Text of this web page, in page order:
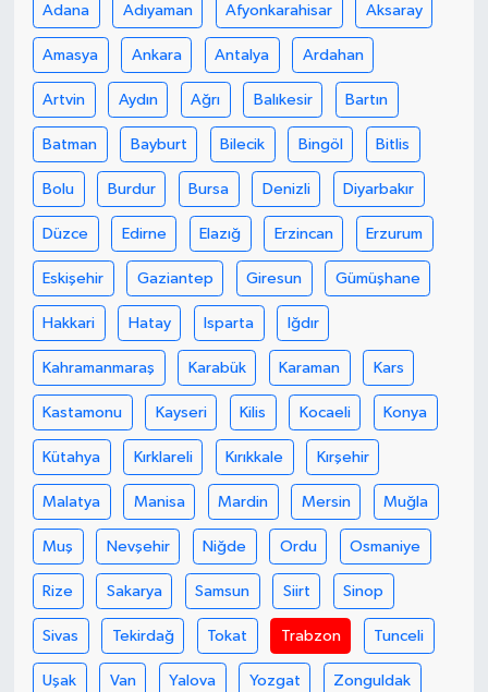
Adana Adıyaman Afyonkarahisar Aksaray
Amasya Ankara Antalya Ardahan
Artvin Aydın Ağrı Balıkesir Bartın
Batman Bayburt Bilecik Bingöl Bitlis
Bolu Burdur Bursa Denizli Diyarbakır
Düzce Edirne Elazığ Erzincan Erzurum
Eskişehir Gaziantep Giresun Gümüşhane
Hakkari Hatay Isparta Iğdır
Kahramanmaraş Karabük Karaman Kars
Kastamonu Kayseri Kilis Kocaeli Konya
Kütahya Kırklareli Kırıkkale Kırşehir
Malatya Manisa Mardin Mersin Muğla
Muş Nevşehir Niğde Ordu Osmaniye
Rize Sakarya Samsun Siirt Sinop
Sivas Tekirdağ Tokat Trabzon Tunceli
Uşak Van Yalova Yozgat Zonguldak